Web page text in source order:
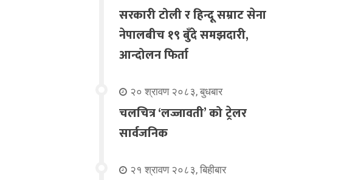
सरकारी टोली र हिन्दू सम्राट सेना
नेपालबीच १९ बुँदे समझदारी,
आन्दोलन फिर्ता
२० श्रावण २०८३, बुधबार
चलचित्र ‘लज्जावती’ को ट्रेलर
सार्वजनिक
२१ श्रावण २०८३, बिहीबार